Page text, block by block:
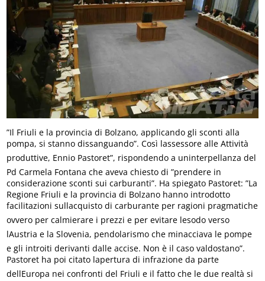
”Il Friuli e la provincia di Bolzano, applicando gli sconti alla
pompa, si stanno dissanguando”. Così lassessore alle Attività
produttive, Ennio Pastoret”, rispondendo a uninterpellanza del
Pd Carmela Fontana che aveva chiesto di ”prendere in
considerazione sconti sui carburanti”. Ha spiegato Pastoret: ”La
Regione Friuli e la provincia di Bolzano hanno introdotto
facilitazioni sullacquisto di carburante per ragioni pragmatiche
ovvero per calmierare i prezzi e per evitare lesodo verso
lAustria e la Slovenia, pendolarismo che minacciava le pompe
e gli introiti derivanti dalle accise. Non è il caso valdostano”.
Pastoret ha poi citato lapertura di infrazione da parte
dellEuropa nei confronti del Friuli e il fatto che le due realtà si